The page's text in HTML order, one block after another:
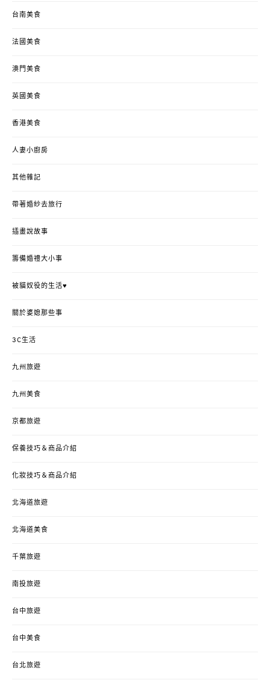
台南美食
法國美食
澳門美食
英國美食
香港美食
人妻小廚房
其他雜記
帶著婚紗去旅行
插畫說故事
籌備婚禮大小事
被貓奴役的生活♥
關於婆媳那些事
3C生活
九州旅遊
九州美食
京都旅遊
保養技巧＆商品介紹
化妝技巧＆商品介紹
北海道旅遊
北海道美食
千葉旅遊
南投旅遊
台中旅遊
台中美食
台北旅遊